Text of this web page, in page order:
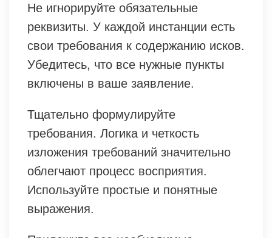
Не игнорируйте обязательные
реквизиты. У каждой инстанции есть
свои требования к содержанию исков.
Убедитесь, что все нужные пункты
включены в ваше заявление.
Тщательно формулируйте
требования. Логика и четкость
изложения требований значительно
облегчают процесс восприятия.
Используйте простые и понятные
выражения.